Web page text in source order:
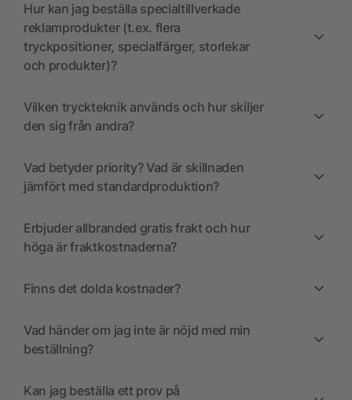
Hur kan jag beställa specialtillverkade
reklamprodukter (t.ex. flera
tryckpositioner, specialfärger, storlekar
och produkter)?
Vilken tryckteknik används och hur skiljer
den sig från andra?
Vad betyder priority? Vad är skillnaden
jämfört med standardproduktion?
Erbjuder allbranded gratis frakt och hur
höga är fraktkostnaderna?
Finns det dolda kostnader?
Vad händer om jag inte är nöjd med min
beställning?
Kan jag beställa ett prov på